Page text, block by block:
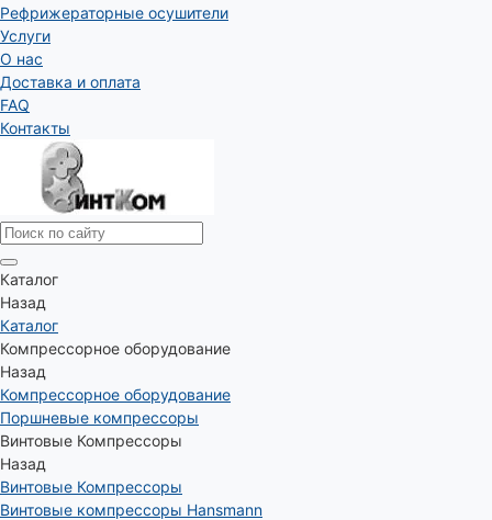
Рефрижераторные осушители
Услуги
О нас
Доставка и оплата
FAQ
Контакты
Каталог
Назад
Каталог
Компрессорное оборудование
Назад
Компрессорное оборудование
Поршневые компрессоры
Винтовые Компрессоры
Назад
Винтовые Компрессоры
Винтовые компрессоры Hansmann